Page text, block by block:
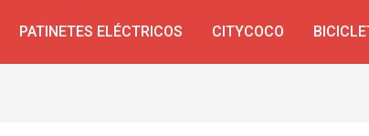
PATINETES ELÉCTRICOS CITYCOCO